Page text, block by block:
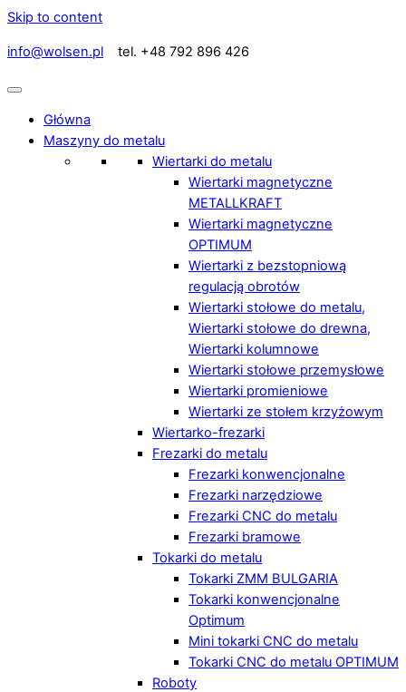
Skip to content
info@wolsen.pl tel. +48 792 896 426
Główna
Maszyny do metalu
Wiertarki do metalu
Wiertarki magnetyczne
METALLKRAFT
Wiertarki magnetyczne
OPTIMUM
Wiertarki z bezstopniową
regulacją obrotów
Wiertarki stołowe do metalu,
Wiertarki stołowe do drewna,
Wiertarki kolumnowe
Wiertarki stołowe przemysłowe
Wiertarki promieniowe
Wiertarki ze stołem krzyżowym
Wiertarko-frezarki
Frezarki do metalu
Frezarki konwencjonalne
Frezarki narzędziowe
Frezarki CNC do metalu
Frezarki bramowe
Tokarki do metalu
Tokarki ZMM BULGARIA
Tokarki konwencjonalne
Optimum
Mini tokarki CNC do metalu
Tokarki CNC do metalu OPTIMUM
Roboty